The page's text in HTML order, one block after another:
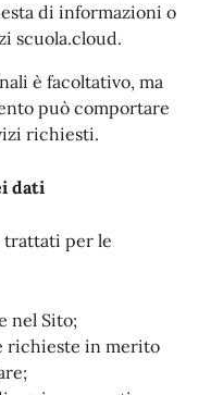
di informazioni o
scuola.cloud.
è facoltativo, ma
può comportare
richiesti.
dati
trattati per le
nel Sito;
richieste in merito